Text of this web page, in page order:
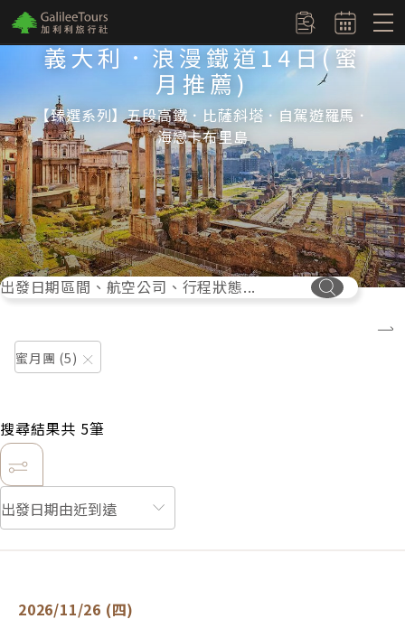
logo 訂單查詢
義大利．浪漫鐵道14日(蜜
月推薦)
【臻選系列】五段高鐵．比薩斜塔．自駕遊羅馬．
海戀卡布里島
出發日期區間、航空公司、行程狀態...
搜尋按鈕
蜜月團 5
搜尋結果共 5筆
2026/11/26 (四)